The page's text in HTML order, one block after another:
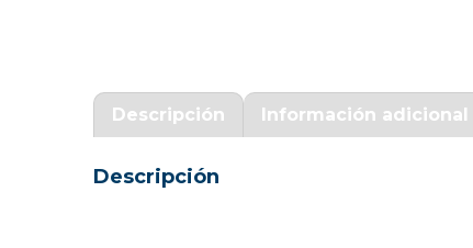
Descripción Información adicional
Descripción